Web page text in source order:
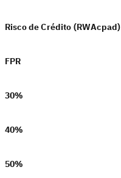
Risco de Crédito (RWAcpad)
FPR
30%
40%
50%